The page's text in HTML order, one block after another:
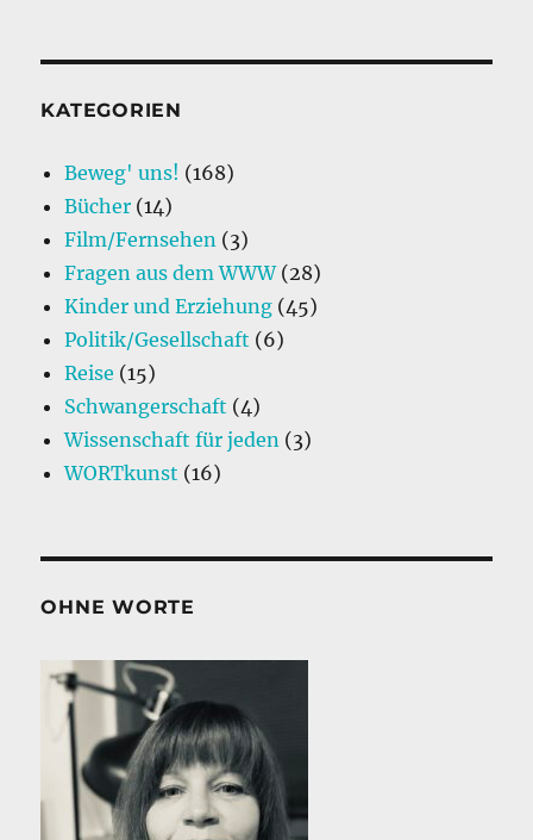
KATEGORIEN
Beweg' uns! (168)
Bücher (14)
Film/Fernsehen (3)
Fragen aus dem WWW(28)
Kinder und Erziehung (45)
Politik/Gesellschaft (6)
Reise (15)
Schwangerschaft (4)
Wissenschaft für jeden (3)
WORTkunst (16)
OHNE WORTE